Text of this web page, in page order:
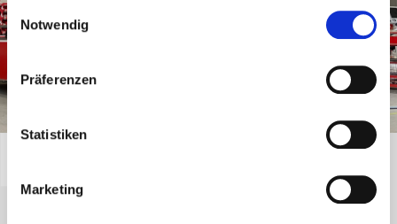
Einwilligungsauswahl
Notwendig
Präferenzen
Statistiken
Marketing
Effizient, sicher und zukunftsorientiert.
Ob großdimensionierte Rohre oder filigrane Bauteile: Diet
bend POWER
LINE beherrscht Rohrdurchmesser von 6 bis